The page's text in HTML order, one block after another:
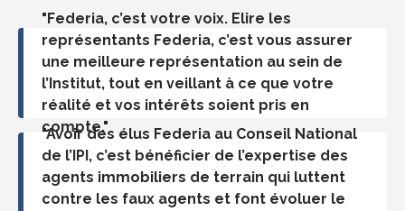
"Federia, c’est votre voix. Elire les
représentants Federia, c’est vous assurer
une meilleure représentation au sein de
l’Institut, tout en veillant à ce que votre
réalité et vos intérêts soient pris en
compte."
"Avoir des élus Federia au Conseil National
de l’IPI, c’est bénéficier de l’expertise des
agents immobiliers de terrain qui luttent
contre les faux agents et font évoluer le